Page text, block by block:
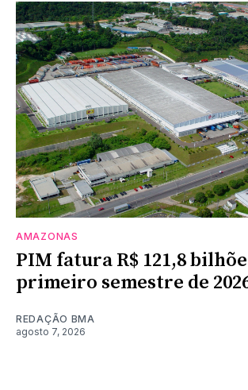
AMAZONAS
PIM fatura R$ 121,8
primeiro semestre de
REDAÇÃO BMA
agosto 7, 2026